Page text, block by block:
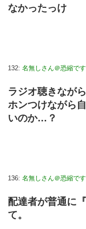
なかったっけ
132: 名無しさん＠恐縮です
ラジオ聴きなが
ホンつけながら
いのか…？
136: 名無しさん＠恐縮です
配達者が普通に
て。